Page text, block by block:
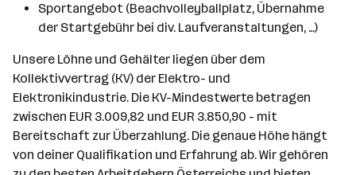
Sportangebot (Beachvolleyballplatz, Übernahme
der Startgebühr bei div. Laufveranstaltungen, …)
Unsere Löhne und Gehälter liegen über dem
Kollektivvertrag (KV) der Elektro- und
Elektronikindustrie. Die KV-Mindestwerte betragen
zwischen EUR 3.009,82 und EUR 3.850,90 - mit
Bereitschaft zur Überzahlung. Die genaue Höhe hängt
von deiner Qualifikation und Erfahrung ab. Wir gehören